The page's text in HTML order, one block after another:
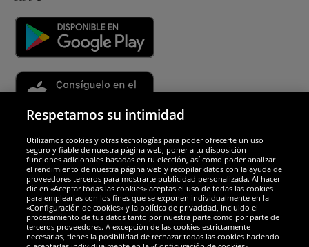
Socios y seguridad
Galardones
Respetamos su intimidad
Utilizamos cookies y otras tecnologías para poder ofrecerte un uso
seguro y fiable de nuestra página web, poner a tu disposición
funciones adicionales basadas en tu elección, así como poder analizar
el rendimiento de nuestra página web y recopilar datos con la ayuda de
proveedores terceros para mostrarte publicidad personalizada. Al hacer
clic en «Aceptar todas las cookies» aceptas el uso de todas las cookies
para emplearlas con los fines que se exponen individualmente en la
«Configuración de cookies» y la política de privacidad, incluido el
procesamiento de tus datos tanto por nuestra parte como por parte de
terceros proveedores. A excepción de las cookies estrictamente
necesarias, tienes la posibilidad de rechazar todas las cookies haciendo